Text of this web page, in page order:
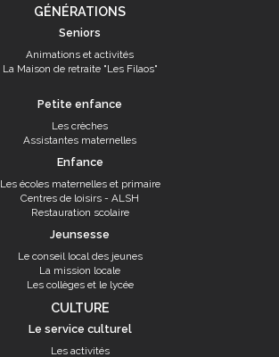
GÉNÉRATIONS
Seniors
Animations et activités
La Maison de retraite "Les Filaos"
Petite enfance
Les crèches
Assistantes maternelles
Enfance
Les écoles maternelles et primaire
Centres de loisirs - ALSH
Restauration scolaire
Jeunsesse
Le conseil local des jeunes
La mission locale
Les collèges et le lycée
CULTURE
Le service culturel
Les activités